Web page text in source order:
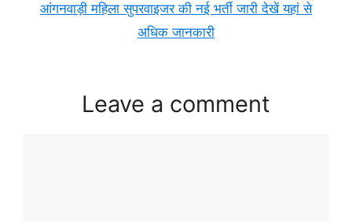
आंगनवाड़ी महिला सुपरवाइजर की नई भर्ती जारी देखें यहां से
अधिक जानकारी
Leave a comment